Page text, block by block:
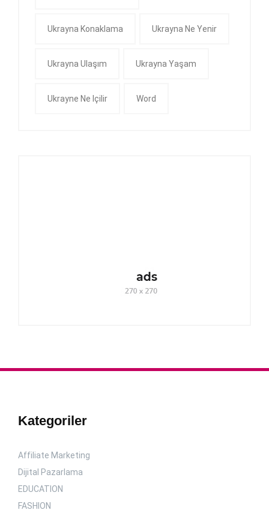
Ukrayna Konaklama Ukrayna Ne Yenir
Ukrayna Ulaşım Ukrayna Yaşam
Ukrayne Ne Içilir Word
Kategoriler
Affiliate Marketing
Dijital Pazarlama
EDUCATION
FASHION